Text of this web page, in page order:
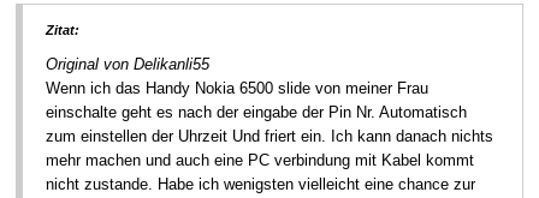
Zitat:
Original von Delikanli55
Wenn ich das Handy Nokia 6500 slide von meiner Frau
einschalte geht es nach der eingabe der Pin Nr. Automatisch
zum einstellen der Uhrzeit Und friert ein. Ich kann danach nichts
mehr machen und auch eine PC verbindung mit Kabel kommt
nicht zustande. Habe ich wenigsten vielleicht eine chance zur